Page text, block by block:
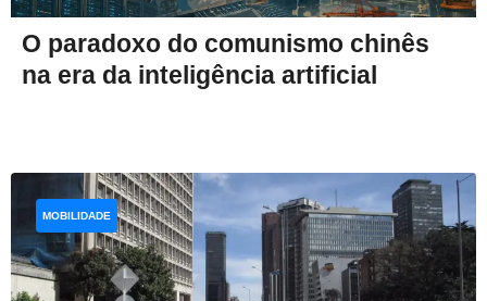
O paradoxo do comunismo chinês
na era da inteligência artificial
MOBILIDADE